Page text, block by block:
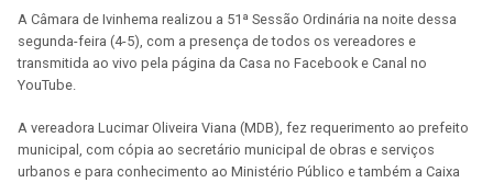
A Câmara de Ivinhema realizou a 51ª Sessão Ordinária na noite dessa
segunda-feira (4-5), com a presença de todos os vereadores e
transmitida ao vivo pela página da Casa no Facebook e Canal no
YouTube.
A vereadora Lucimar Oliveira Viana (MDB), fez requerimento ao prefeito
municipal, com cópia ao secretário municipal de obras e serviços
urbanos e para conhecimento ao Ministério Público e também a Caixa